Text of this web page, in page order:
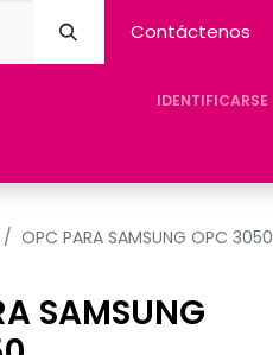
Contáctenos
IDENTIFICARSE
OPC PARA SAMSUNG OPC 3050
SAMSUNG